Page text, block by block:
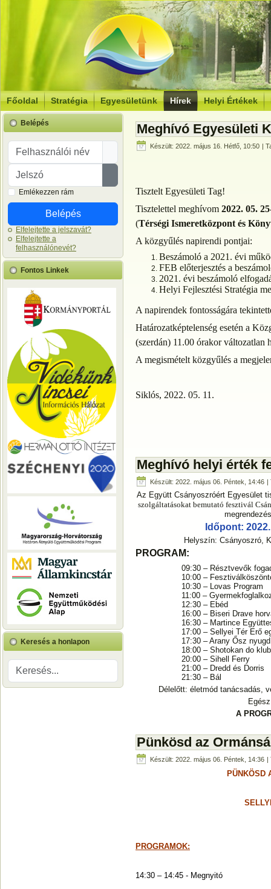
Főoldal Stratégia Egyesületünk Hírek Helyi Értékek
Belépés
Felhasználói név
Jelszó
Jelszó megjelenítése
Emlékezzen rám
Belépés
Elfelejtette a jelszavát?
Elfelejtette a
felhasználónevét?
Fontos Linkek
Keresés a honlapon
Meghívó Egyesületi
Készült: 2022. május 16. Hétfő, 10:50 |
Tisztelt Egyesületi Tag!
Tisztelettel meghívom 2022. 05.
(Térségi Ismeretközpont és
A közgyűlés napirendi pontjai:
Beszámoló a 2021. évi
FEB előterjesztés a
2021. évi beszámoló
Helyi Fejlesztési Stratégia
A napirendek fontosságára
Határozatképtelenség esetén a
(szerdán) 11.00 órakor változatlan
A megismételt közgyűlés a
Siklós, 2022. 05. 11.
Meghívó helyi érték
Készült: 2022. május 06. Péntek, 14:46 |
Az Együtt Csányoszróért Egyesület
szolgáltatásokat bemutató fesztivál
Időpont:
Helyszín: Csányoszró,
PROGRAM:
09:30 – Résztvevők
10:00 –
10:30 – Lovas Program
11:00 –
12:30 – Ebéd
16:00 – Biseri Drave
16:30 – Martince
17:00 – Sellyei Tér Erő
17:30 – Arany Ősz
18:00 – Shotokan do
20:00 – Sihell Ferry
21:00 – Dredd és Dorris
21:30 – Bál
Délelőtt: életmód tanácsadás,
A
Pünkösd az
Készült: 2022. május 06. Péntek, 14:36 |
PÜNKÖSD
PROGRAMOK:
14:30 – 14:45 - Megnyitó